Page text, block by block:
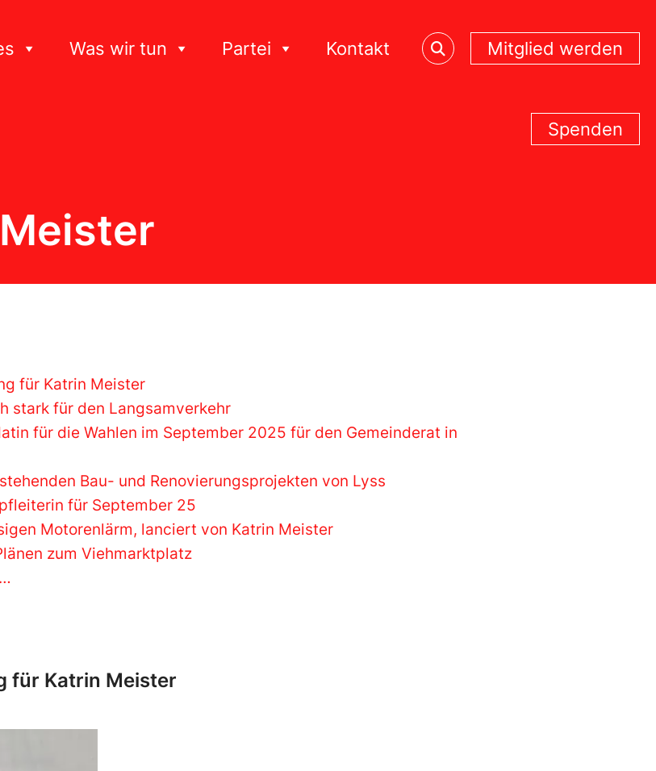
Was wir tun Partei Kontakt Mitglied werden
Spenden
für Katrin Meister
stark für den Langsamverkehr
für die Wahlen im September 2025 für den Gemeinderat in
Bau- und Renovierungsprojekten von Lyss
für September 25
Motorenlärm, lanciert von Katrin Meister
zum Viehmarktplatz
für Katrin Meister